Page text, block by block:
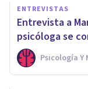
ENTREVISTAS
Entrevista a
psicóloga se
Psicología Y